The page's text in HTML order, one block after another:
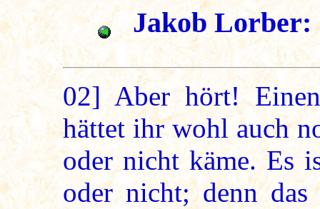
Jakob Lorber:
02] Aber hört!
hättet ihr wohl auch
oder nicht käme. Es
oder nicht; denn